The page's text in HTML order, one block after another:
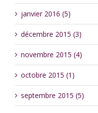
janvier 2016 (5)
décembre 2015 (3)
novembre 2015 (4)
octobre 2015 (1)
septembre 2015 (5)